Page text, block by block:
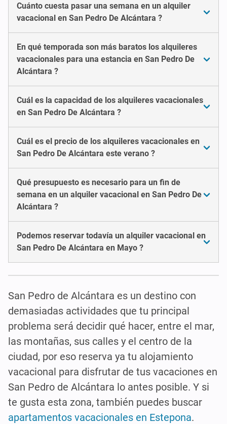
Cuánto cuesta pasar una semana en un alquiler
vacacional en San Pedro De Alcántara ?
En qué temporada son más baratos los alquileres
vacacionales para una estancia en San Pedro De
Alcántara ?
Cuál es la capacidad de los alquileres vacacionales
en San Pedro De Alcántara ?
Cuál es el precio de los alquileres vacacionales en
San Pedro De Alcántara este verano ?
Qué presupuesto es necesario para un fin de
semana en un alquiler vacacional en San Pedro De
Alcántara ?
Podemos reservar todavía un alquiler vacacional en
San Pedro De Alcántara en Mayo ?
San Pedro de Alcántara es un destino con
demasiadas actividades que tu principal
problema será decidir qué hacer, entre el mar,
las montañas, sus calles y el centro de la
ciudad, por eso reserva ya tu alojamiento
vacacional para disfrutar de tus vacaciones en
San Pedro de Alcántara lo antes posible. Y si
te gusta esta zona, también puedes buscar
apartamentos vacacionales en Estepona.